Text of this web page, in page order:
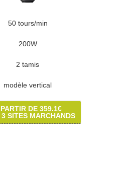
50 tours/min
200W
2 tamis
modèle vertical
DE 359.1€
SITES MARCHANDS